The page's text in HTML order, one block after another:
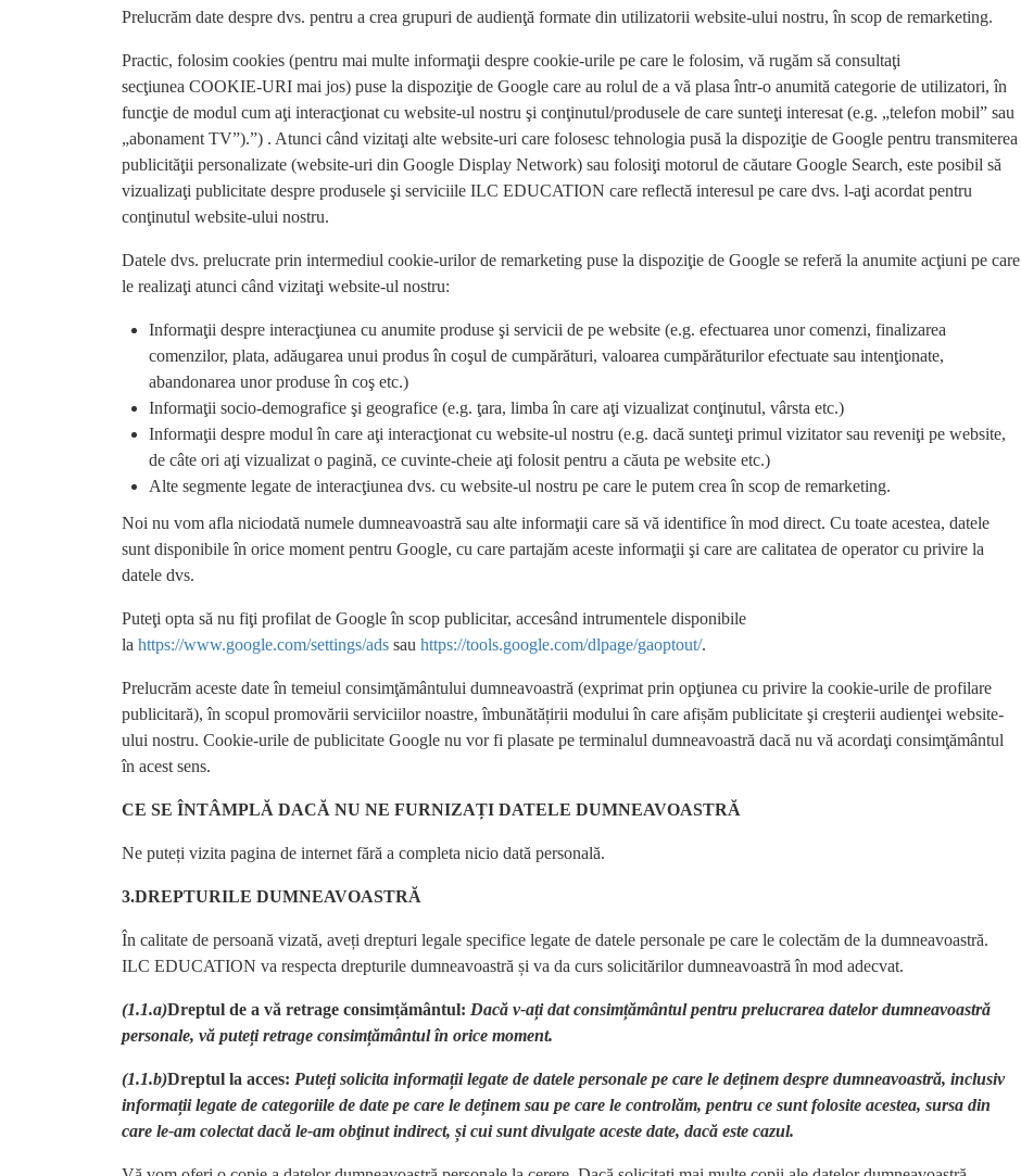
Prelucrăm date despre dvs. pentru a crea grupuri de audienţă formate din utilizatorii website-ului nostru, în scop de remarketing.
Practic, folosim cookies (pentru mai multe informaţii despre cookie-urile pe care le folosim, vă rugăm să consultaţi
secţiunea COOKIE-URI mai jos) puse la dispoziţie de Google care au rolul de a vă plasa într-o anumită categorie de utilizatori, în
funcţie de modul cum aţi interacţionat cu website-ul nostru şi conţinutul/produsele de care sunteţi interesat (e.g. „telefon mobil” sau
„abonament TV”).”) . Atunci când vizitaţi alte website-uri care folosesc tehnologia pusă la dispoziţie de Google pentru transmiterea
publicităţii personalizate (website-uri din Google Display Network) sau folosiţi motorul de căutare Google Search, este posibil să
vizualizaţi publicitate despre produsele şi serviciile ILC EDUCATION care reflectă interesul pe care dvs. l-aţi acordat pentru
conţinutul website-ului nostru.
Datele dvs. prelucrate prin intermediul cookie-urilor de remarketing puse la dispoziţie de Google se referă la anumite acţiuni pe care
le realizaţi atunci când vizitaţi website-ul nostru:
Informaţii despre interacţiunea cu anumite produse şi servicii de pe website (e.g. efectuarea unor comenzi, finalizarea
comenzilor, plata, adăugarea unui produs în coşul de cumpărături, valoarea cumpărăturilor efectuate sau intenţionate,
abandonarea unor produse în coş etc.)
Informaţii socio-demografice şi geografice (e.g. ţara, limba în care aţi vizualizat conţinutul, vârsta etc.)
Informaţii despre modul în care aţi interacţionat cu website-ul nostru (e.g. dacă sunteţi primul vizitator sau reveniţi pe website,
de câte ori aţi vizualizat o pagină, ce cuvinte-cheie aţi folosit pentru a căuta pe website etc.)
Alte segmente legate de interacţiunea dvs. cu website-ul nostru pe care le putem crea în scop de remarketing.
Noi nu vom afla niciodată numele dumneavoastră sau alte informaţii care să vă identifice în mod direct. Cu toate acestea, datele
sunt disponibile în orice moment pentru Google, cu care partajăm aceste informaţii şi care are calitatea de operator cu privire la
datele dvs.
Puteţi opta să nu fiţi profilat de Google în scop publicitar, accesând intrumentele disponibile
la https://www.google.com/settings/ads sau https://tools.google.com/dlpage/gaoptout/.
Prelucrăm aceste date în temeiul consimţământului dumneavoastră (exprimat prin opţiunea cu privire la cookie-urile de profilare
publicitară), în scopul promovării serviciilor noastre, îmbunătățirii modului în care afișăm publicitate şi creşterii audienţei website-
ului nostru. Cookie-urile de publicitate Google nu vor fi plasate pe terminalul dumneavoastră dacă nu vă acordaţi consimţământul
în acest sens.
CE SE ÎNTÂMPLĂ DACĂ NU NE FURNIZAȚI DATELE DUMNEAVOASTRĂ
Ne puteți vizita pagina de internet fără a completa nicio dată personală.
3.DREPTURILE DUMNEAVOASTRĂ
În calitate de persoană vizată, aveți drepturi legale specifice legate de datele personale pe care le colectăm de la dumneavoastră.
ILC EDUCATION va respecta drepturile dumneavoastră și va da curs solicitărilor dumneavoastră în mod adecvat.
(1.1.a)Dreptul de a vă retrage consimțământul: Dacă v-ați dat consimțământul pentru prelucrarea datelor dumneavoastră
personale, vă puteți retrage consimțământul în orice moment.
(1.1.b)Dreptul la acces: Puteți solicita informații legate de datele personale pe care le deținem despre dumneavoastră, inclusiv
informații legate de categoriile de date pe care le deținem sau pe care le controlăm, pentru ce sunt folosite acestea, sursa din
care le-am colectat dacă le-am obţinut indirect, și cui sunt divulgate aceste date, dacă este cazul.